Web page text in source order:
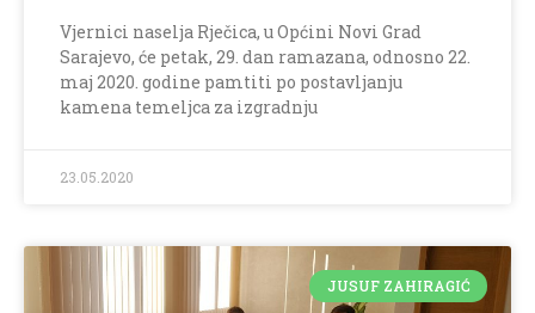
Vjernici naselja Rječica, u Općini Novi Grad
Sarajevo, će petak, 29. dan ramazana, odnosno 22.
maj 2020. godine pamtiti po postavljanju
kamena temeljca za izgradnju
23.05.2020
JUSUF ZAHIRAGIĆ